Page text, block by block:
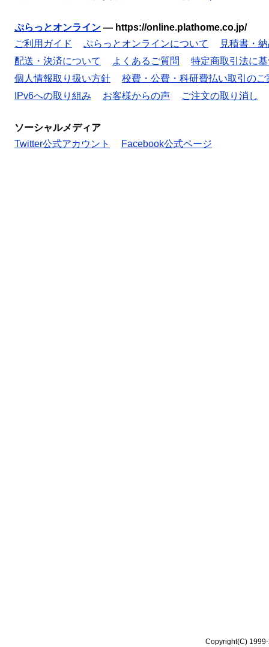
ぷらっとオンライン — https://online.plathome.co.jp/
ご利用ガイド
ぷらっとオンラインについて
見積書・
配送・決済について
よくあるご質問
特定商取引法に
個人情報取り扱い方針
校費・公費・科研費払い取引のご
IPv6への取り組み
お客様からの声 ご注文の取り消し
ソーシャルメディア
Twitter公式アカウント
Facebook公式ページ
Copyright(C)